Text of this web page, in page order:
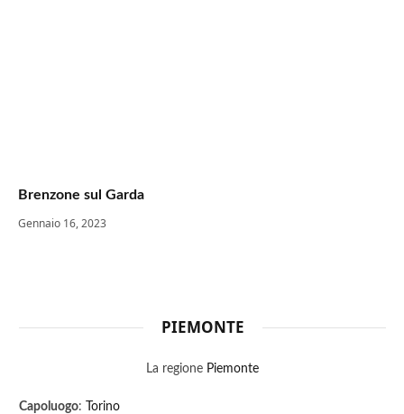
Brenzone sul Garda
Gennaio 16, 2023
PIEMONTE
La regione Piemonte
Capoluogo:
Torino